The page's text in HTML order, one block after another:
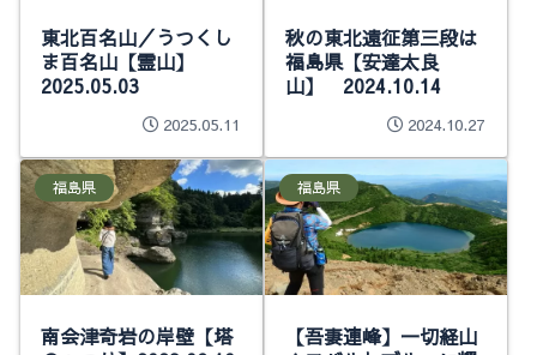
東北百名山／うつくし
ま百名山【霊山】
2025.05.03
2025.05.11
秋の東北遠征第三段は
福島県【安達太良
山】 2024.10.14
2024.10.27
福島県
南会津奇岩の岸壁【塔
福島県
【吾妻連峰】一切経山